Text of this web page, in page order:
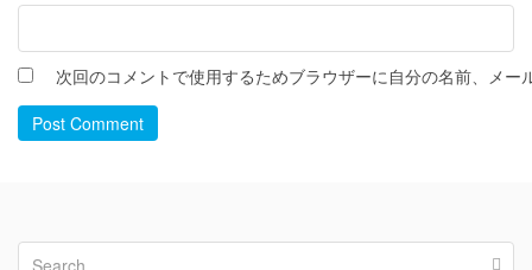
次回のコメントで使用するためブラウザーに自分の名前、メー
Post Comment